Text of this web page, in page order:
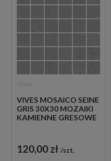
VIVES MOSAICO SEINE
GRIS 30X30 MOZAIKI
KAMIENNE GRESOWE
120,00 zł szt.